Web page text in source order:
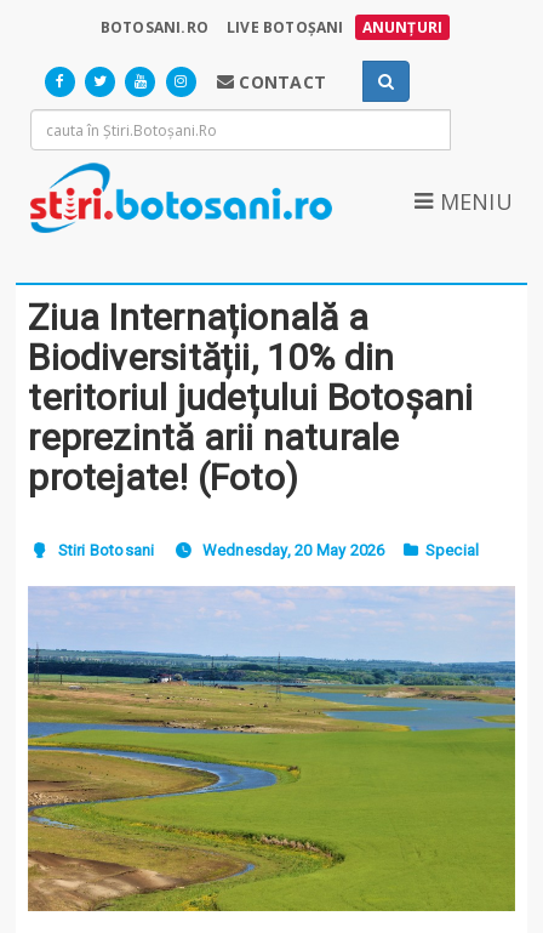
BOTOSANI.RO LIVE BOTOȘANI ANUNȚURI
CONTACT
MENIU
Ziua Internațională a
Biodiversității, 10% din
teritoriul județului Botoșani
reprezintă arii naturale
protejate! (Foto)
Stiri Botosani Wednesday, 20 May 2026 Special